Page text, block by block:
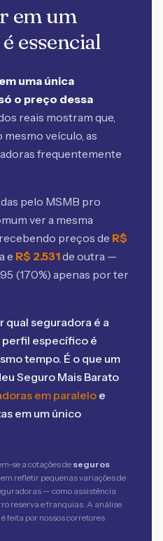
em um
é essencial
uma única
o preço dessa
reais mostram que,
veículo, as
frequentemente
pelo MSMB pro
ver a mesma
preços de R$
e R$ 2.531de outra —
(170%) apenas por ter
qual seguradora é a
perfil específico é
tempo. É o que um
Seguro Mais Barato
em paralelo e
em um único
se a cotações de seguros
refletir pequenas variações de
— como assistência
reserva e franquias. A análise
feita por nossos corretores